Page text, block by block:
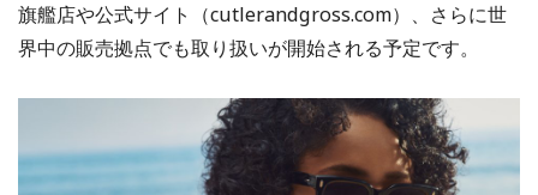
旗艦店や公式サイト（cutlerandgross.com）、さらに世
界中の販売拠点でも取り扱いが開始される予定です。